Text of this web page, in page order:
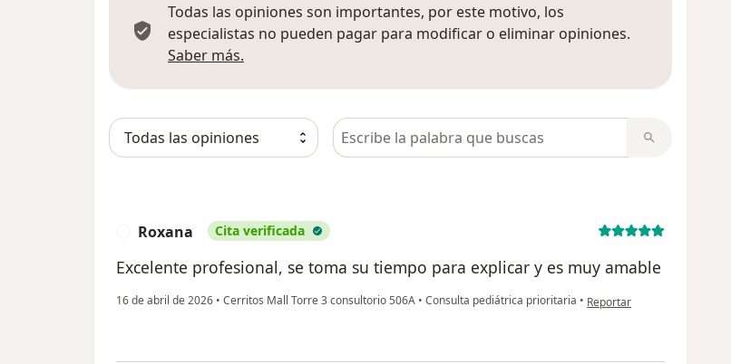
Todas las opiniones son importantes, por este motivo, los
especialistas no pueden pagar para modificar o eliminar opiniones.
Saber más.
Busca en opiniones
Roxana Cita verificada
Excelente profesional, se toma su tiempo para explicar y es muy amable
16 de abril de 2026 • Cerritos Mall Torre 3 consultorio 506A • Consulta pediátrica prioritaria • en opinión del usuario Roxana
Reportar